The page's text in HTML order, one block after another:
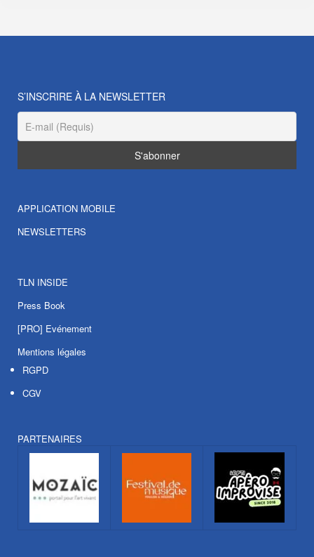
S’INSCRIRE À LA NEWSLETTER
APPLICATION MOBILE
NEWSLETTERS
TLN INSIDE
Press Book
[PRO] Evénement
Mentions légales
RGPD
CGV
PARTENAIRES